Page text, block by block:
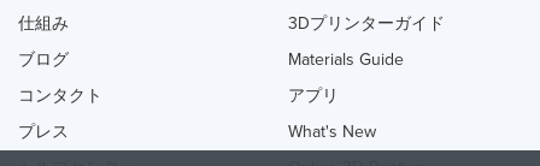
仕組み
ブログ
コンタクト
プレス
3Dプリンターガイド
Materials Guide
アプリ
What's New